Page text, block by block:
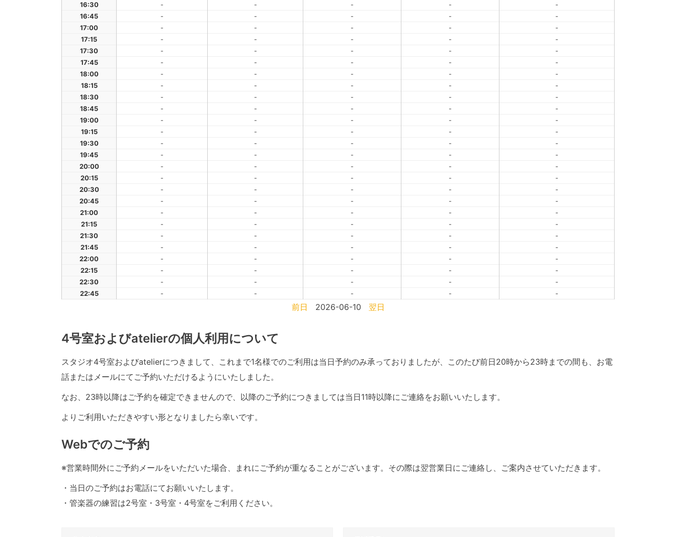
16:30
- - - -
-
16:45
- - - -
-
17:00
- - - -
-
17:15
- - - -
-
17:30
- - - -
-
17:45
- - - -
-
18:00
- - - -
-
18:15
- - - -
-
18:30
- - - -
-
18:45
- - - -
-
19:00
- - - -
-
19:15
- - - -
-
19:30
- - - -
-
19:45
- - - -
-
20:00
- - - -
-
20:15
- - - -
-
20:30
- - - -
-
20:45
- - - -
-
21:00
- - - -
-
21:15
- - - -
-
21:30
- - - -
-
21:45
- - - -
-
22:00
- - - -
-
22:15
- - - -
-
22:30
- - - -
-
22:45
- - - - -
前日 2026-06-10 翌日
4号室およびatelierの個人利用について
スタジオ4号室およびatelierにつきまして、これまで1名様でのご利用は当日予約のみ承っておりましたが、このたび前日20時から23時までの間も、お電
話またはメールにてご予約いただけるようにいたしました。
なお、23時以降はご予約を確定できませんので、以降のご予約につきましては当日11時以降にご連絡をお願いいたします。
よりご利用いただきやすい形となりましたら幸いです。
Webでのご予約
※営業時間外にご予約メールをいただいた場合、まれにご予約が重なることがございます。その際は翌営業日にご連絡し、ご案内させていただきます。
・当日のご予約はお電話にてお願いいたします。
・管楽器の練習は2号室・3号室・4号室をご利用ください。